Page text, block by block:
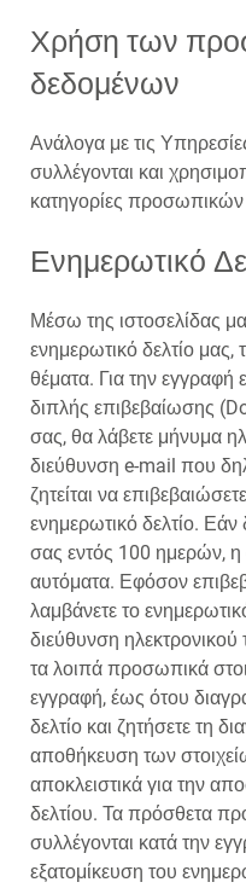
Χρήση των
δεδομένων
Ανάλογα με τις
συλλέγονται και
κατηγορίες
Ενημερωτικό
Μέσω της ιστοσελίδας
ενημερωτικό δελτίο μας,
θέματα. Για την εγγραφή
διπλής επιβεβαίωσης
σας, θα λάβετε μήνυμα
διεύθυνση e-mail που
ζητείται να
ενημερωτικό δελτίο.
σας εντός 100 ημερών, η
αυτόματα. Εφόσον
λαμβάνετε το
διεύθυνση
τα λοιπά προσωπικά
εγγραφή, έως ότου
δελτίο και ζητήσετε τη
αποθήκευση των
αποκλειστικά για την
δελτίου. Τα πρόσθετα
συλλέγονται κατά την
εξατομίκευση του